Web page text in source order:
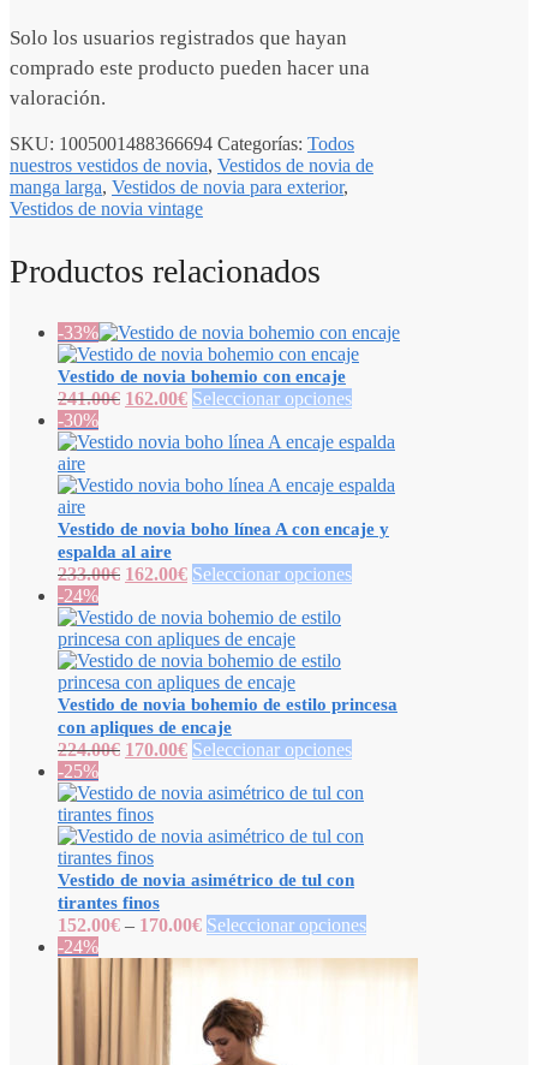
Solo los usuarios registrados que hayan
comprado este producto pueden hacer una
valoración.
SKU: 1005001488366694 Categorías: Todos
nuestros vestidos de novia, Vestidos de novia de
manga larga, Vestidos de novia para exterior,
Vestidos de novia vintage
Productos relacionados
-33%
Vestido de novia bohemio con encaje
241.00€ 162.00€ Seleccionar opciones
-30%
Vestido de novia boho línea A con encaje y
espalda al aire
233.00€ 162.00€ Seleccionar opciones
-24%
Vestido de novia bohemio de estilo princesa
con apliques de encaje
224.00€ 170.00€ Seleccionar opciones
-25%
Vestido de novia asimétrico de tul con
tirantes finos
152.00€ – 170.00€ Seleccionar opciones
-24%